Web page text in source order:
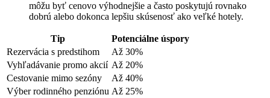
môžu byť cenovo výhodnejšie a často poskytujú rovnako
dobrú alebo dokonca lepšiu skúsenosť ako veľké hotely.
Tip
Potenciálne úspory
Rezervácia s predstihom
Až 30%
Vyhľadávanie promo akcií Až 20%
Cestovanie mimo sezóny
Až 40%
Výber rodinného penziónu Až 25%